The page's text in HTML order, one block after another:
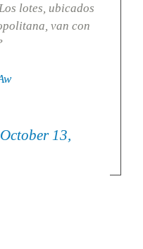
lotes, ubicados
van con
October 13,